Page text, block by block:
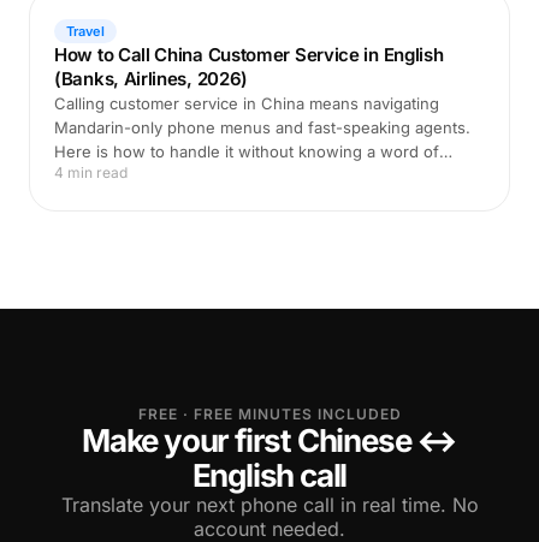
Travel
How to Call China Customer Service in English
(Banks, Airlines, 2026)
Calling customer service in China means navigating
Mandarin-only phone menus and fast-speaking agents.
Here is how to handle it without knowing a word of
Chinese.
4 min read
FREE · FREE MINUTES INCLUDED
Make your first Chinese ↔
English call
Translate your next phone call in real time. No
account needed.